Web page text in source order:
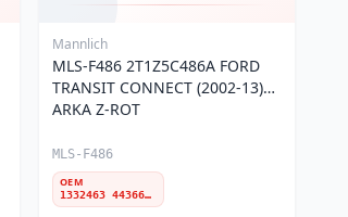
Mannlich
MLS-F486 2T1Z5C486A FORD
TRANSIT CONNECT (2002-13)
ARKA Z-ROT
MLS-F486
OEM
1332463 4436609 W12T145C486AD 2T1Z5C486A 2T145C486AG 2T145C486AE 4367076 2T145C486AC 4548398 2T145C486AD 2T145C486AB 2T145C486AF 4414780 4420546